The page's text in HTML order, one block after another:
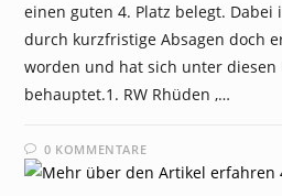
einen guten 4. Platz belegt.
durch kurzfristige Absagen doch
worden und hat sich unter
behauptet.1. RW Rhüden ,…
0 KOMMENTARE